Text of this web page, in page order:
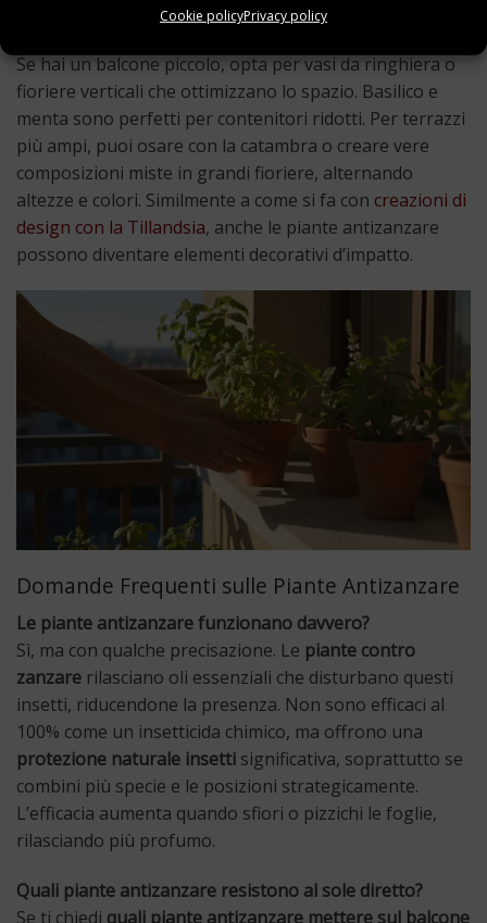
Cookie policyPrivacy policy
quando arrivano le zanzare estive.
Se hai un balcone piccolo, opta per vasi da ringhiera o
fioriere verticali che ottimizzano lo spazio. Basilico e
menta sono perfetti per contenitori ridotti. Per terrazzi
più ampi, puoi osare con la catambra o creare vere
composizioni miste in grandi fioriere, alternando
altezze e colori. Similmente a come si fa con creazioni di
design con la Tillandsia, anche le piante antizanzare
possono diventare elementi decorativi d’impatto.
Domande Frequenti sulle Piante Antizanzare
Le piante antizanzare funzionano davvero?
Sì, ma con qualche precisazione. Le piante contro
zanzare rilasciano oli essenziali che disturbano questi
insetti, riducendone la presenza. Non sono efficaci al
100% come un insetticida chimico, ma offrono una
protezione naturale insetti significativa, soprattutto se
combini più specie e le posizioni strategicamente.
L’efficacia aumenta quando sfiori o pizzichi le foglie,
rilasciando più profumo.
Quali piante antizanzare resistono al sole diretto?
Se ti chiedi quali piante antizanzare mettere sul balcone